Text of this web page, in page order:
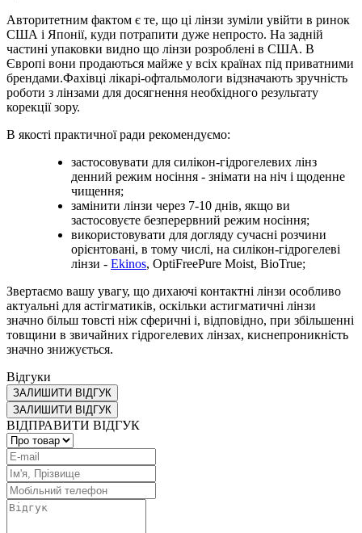
Авторитетним фактом є те, що ці лінзи зуміли увійти в ринок
США і Японії, куди потрапити дуже непросто. На задній
частині упаковки видно що лінзи розроблені в США. В
Європі вони продаються майже у всіх країнах під приватними
брендами.Фахівці лікарі-офтальмологи відзначають зручність
роботи з лінзами для досягнення необхідного результату
корекції зору.
В якості практичної ради рекомендуємо:
застосовувати для силікон-гідрогелевих лінз
денний режим носіння - знімати на ніч і щоденне
чищення;
замінити лінзи через 7-10 днів, якщо ви
застосовуєте безперервний режим носіння;
використовувати для догляду сучасні розчини
орієнтовані, в тому числі, на силікон-гідрогелеві
лінзи - Ekinos, OptiFreePure Moist, BioTrue;
Звертаємо вашу увагу, що дихаючі контактні лінзи особливо
актуальні для астігматиків, оскільки астигматичні лінзи
значно більш товсті ніж сферичні і, відповідно, при збільшенні
товщини в звичайних гідрогелевих лінзах, киснепроникність
значно знижується.
Відгуки
ЗАЛИШИТИ ВІДГУК
ЗАЛИШИТИ ВІДГУК
ВІДПРАВИТИ ВІДГУК